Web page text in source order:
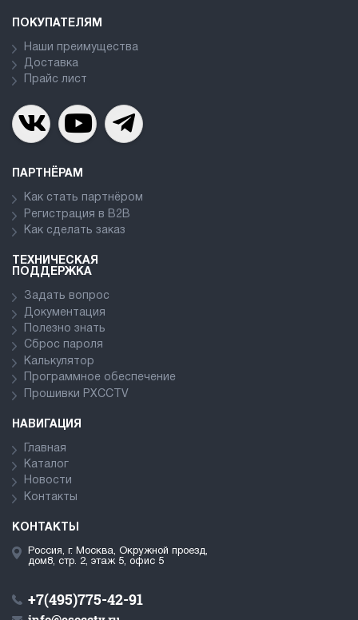
ПОКУПАТЕЛЯМ
Наши преимущества
Доставка
Прайс лист
ПАРТНЁРАМ
Как стать партнёром
Регистрация в В2В
Как сделать заказ
ТЕХНИЧЕСКАЯ
ПОДДЕРЖКА
Задать вопрос
Документация
Полезно знать
Сброс пароля
Калькулятор
Программное обеспечение
Прошивки PXCCTV
НАВИГАЦИЯ
Главная
Каталог
Новости
Контакты
КОНТАКТЫ
Россия, г. Москва, Окружной проезд,
дом8, стр. 2, этаж 5, офис 5
+7(495)775-42-91